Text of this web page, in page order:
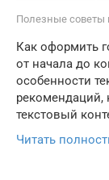
Полезные советы
Как оформить
от начала до
особенности
рекомендаций,
текстовый
Читать